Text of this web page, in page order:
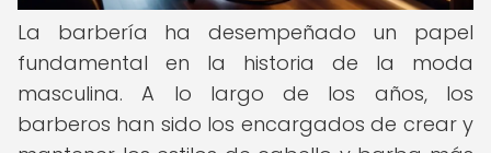
La barbería ha desempeñado un papel
fundamental en la historia de la moda
masculina. A lo largo de los años, los
barberos han sido los encargados de crear y